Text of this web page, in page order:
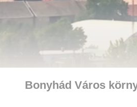
Bonyhád Város